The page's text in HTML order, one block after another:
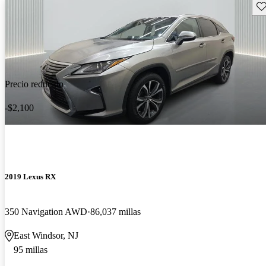
Precio reducido
-$2,100
2019 Lexus RX
350 Navigation AWD 86,037 millas
East Windsor, NJ
95 millas